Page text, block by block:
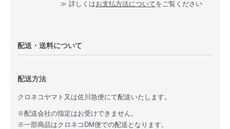
≫ 詳しくはお支払方法についてをご覧ください
配送・送料について
配送方法
クロネコヤマト又は佐川急便にて配送いたします。
※配送会社の指定はお受けできません。
※一部商品はクロネコDM便での配送となります。